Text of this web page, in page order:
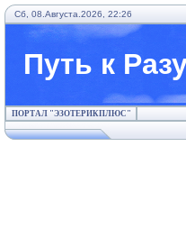
Сб, 08.Августа.2026, 22:26
Путь к
ПОРТАЛ "ЭЗОТЕРИКПЛЮС"